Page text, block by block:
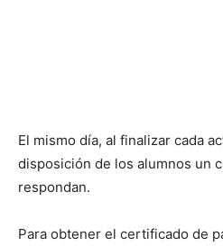
El mismo día, al finalizar cada
disposición de los alumnos un
respondan.
Para obtener el certificado de